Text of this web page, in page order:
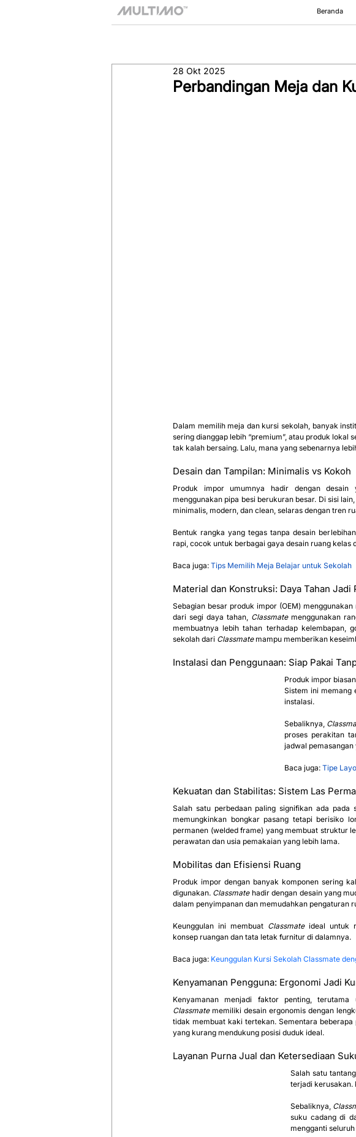
Beranda
Perbandingan Meja dan
28 Okt 2025
Dalam memilih meja dan kursi sekolah, banyak
sering dianggap lebih “premium”, atau produk lokal
tak kalah bersaing. Lalu, mana yang sebenarnya
Desain dan Tampilan: Minimalis vs Kokoh
Produk impor umumnya hadir dengan
menggunakan pipa besi berukuran besar. Di sisi lain,
minimalis, modern, dan clean, selaras dengan tren
Bentuk rangka yang tegas tanpa desain
rapi, cocok untuk berbagai gaya desain ruang kelas
Baca juga: Tips Memilih Meja Belajar untuk Sekolah
Material dan Konstruksi: Daya Tahan Jadi
Sebagian besar produk impor (OEM)
dari segi daya tahan, Classmate menggunakan
membuatnya lebih tahan terhadap kelembapan,
sekolah dari Classmate mampu memberikan
Instalasi dan Penggunaan: Siap Pakai
Produk impor
Sistem ini memang
instalasi.
Sebaliknya,
proses perakitan
jadwal pemasangan
Baca juga: Tipe
Kekuatan dan Stabilitas: Sistem Las
Salah satu perbedaan paling signifikan ada
memungkinkan bongkar pasang tetapi berisiko
permanen (welded frame) yang membuat struktur
perawatan dan usia pemakaian yang lebih lama.
Mobilitas dan Efisiensi Ruang
Produk impor dengan banyak komponen sering
digunakan. Classmate hadir dengan desain yang
dalam penyimpanan dan memudahkan pengaturan
Keunggulan ini membuat Classmate ideal untuk
konsep ruangan dan tata letak furnitur di dalamnya.
Baca juga: Keunggulan Kursi Sekolah Classmate
Kenyamanan Pengguna: Ergonomi Jadi
Classmate memiliki desain ergonomis dengan
tidak membuat kaki tertekan. Sementara
yang kurang mendukung posisi duduk ideal.
Layanan Purna Jual dan Ketersediaan
Salah satu
terjadi kerusakan.
Sebaliknya,
suku cadang di
mengganti seluruh